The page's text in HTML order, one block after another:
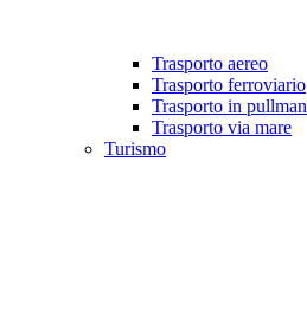
Trasporto aereo
Trasporto ferroviario
Trasporto in pullman
Trasporto via mare
Turismo